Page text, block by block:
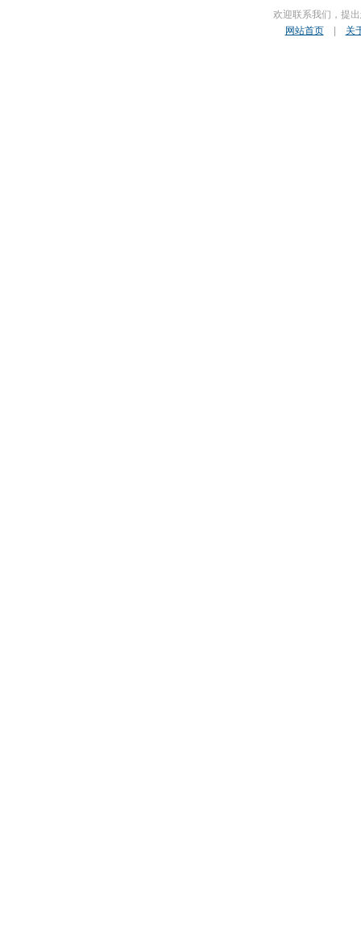
欢迎联系我们，提
网站首页| 关